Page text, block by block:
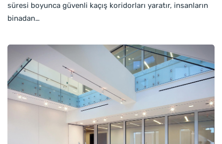
süresi boyunca güvenli kaçış koridorları yaratır, insanların
binadan…